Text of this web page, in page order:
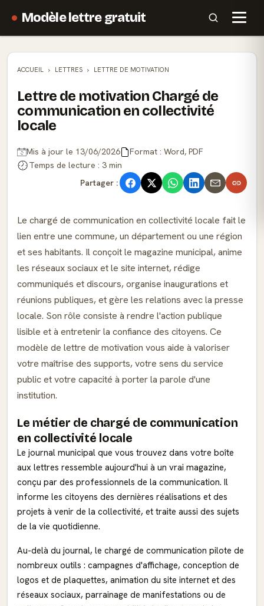
Modèle lettre gratuit
ACCUEIL LETTRES LETTRE DE MOTIVATION
Lettre de motivation Chargé de
communication en collectivité
locale
Mis à jour le 13/06/2026
Format : Word, PDF
Temps de lecture : 3 min
Partager :
Le chargé de communication en collectivité locale fait le
lien entre une commune, un département ou une région
et ses habitants. Il conçoit le magazine municipal, anime
les réseaux sociaux et le site internet, rédige
communiqués et discours, organise inaugurations et
réunions publiques, et gère les relations avec la presse
locale. Son rôle consiste à rendre l'action publique
lisible et à entretenir la confiance des citoyens. Ce
modèle de lettre de motivation vous aide à valoriser
votre maîtrise des supports, votre sens du service
public et votre capacité à porter la parole d'une
institution.
Le métier de chargé de communication
en collectivité locale
Le journal municipal que vous trouvez dans votre boîte
aux lettres ressemble aujourd'hui à un vrai magazine,
conçu par des professionnels de la communication. Il
informe les citoyens des dernières réalisations et des
projets à venir de la collectivité, et traite aussi des sujets
de la vie quotidienne.
Au-delà du journal, le chargé de communication pilote de
nombreux outils : campagnes d'affichage, conception de
logos et de plaquettes, animation du site internet et des
réseaux sociaux, parrainage de manifestations ou de